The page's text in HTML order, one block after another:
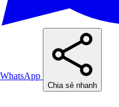
WhatsApp
Chia sẻ nhanh